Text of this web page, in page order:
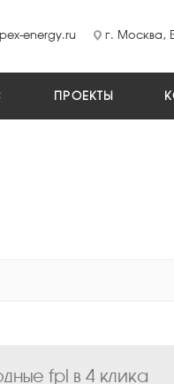
energy.ru г. Москва,
ПРОЕКТЫ
fpl в 4 клика